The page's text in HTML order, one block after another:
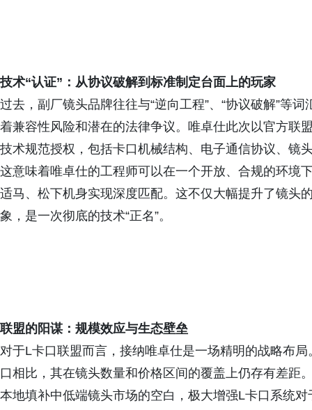
技术“认证”：从协议破解到标准制定台面上的玩家
过去，副厂镜头品牌往往与“逆向工程”、“协议破解”等
着兼容性风险和潜在的法律争议。唯卓仕此次以官方联
技术规范授权，包括卡口机械结构、电子通信协议、镜
这意味着唯卓仕的工程师可以在一个开放、合规的环境
适马、松下机身实现深度匹配。这不仅大幅提升了镜头
象，是一次彻底的技术“正名”。
联盟的阳谋：规模效应与生态壁垒
对于L卡口联盟而言，接纳唯卓仕是一场精明的战略布
口相比，其在镜头数量和价格区间的覆盖上仍存有差距
本地填补中低端镜头市场的空白，极大增强L卡口系统